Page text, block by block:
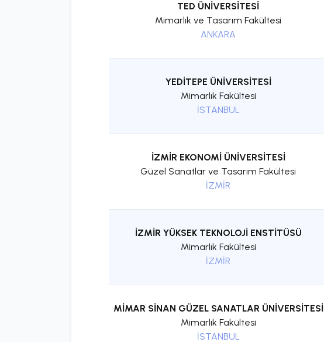
TED ÜNİVERSİTESİ
Mimarlık ve Tasarım Fakültesi
ANKARA
YEDİTEPE ÜNİVERSİTESİ
Mimarlık Fakültesi
İSTANBUL
İZMİR EKONOMİ ÜNİVERSİTESİ
Güzel Sanatlar ve Tasarım Fakültesi
İZMİR
İZMİR YÜKSEK TEKNOLOJİ ENSTİTÜSÜ
Mimarlık Fakültesi
İZMİR
MİMAR SİNAN GÜZEL SANATLAR ÜNİVERSİTESİ
Mimarlık Fakültesi
İSTANBUL